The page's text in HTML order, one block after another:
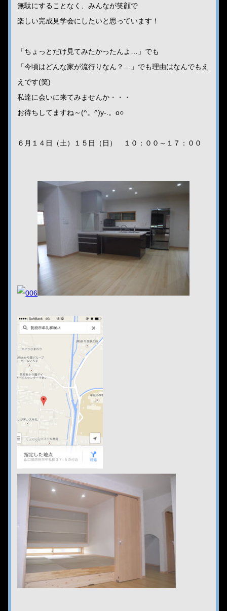
無駄にすることなく、みんなが笑顔で
楽しい完成見学会にしたいと思っています！
「ちょっとだけ見てみたかったんよ…」でも
「今頃はどんな家が流行りなん？…」でも理由はなんでもえ
えです(笑)
私達に会いに来てみませんか・・・
お待ちしてますね～(^。^)y-.。o○
６月１４日（土）１５日（日） １０：００～１７：００